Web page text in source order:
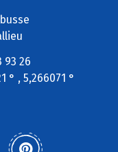
93 26
° , 5,266071 °